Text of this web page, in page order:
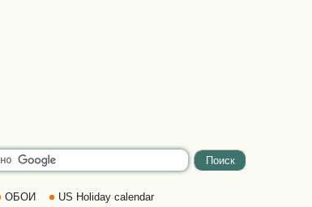
ОБОИ US Holiday calendar